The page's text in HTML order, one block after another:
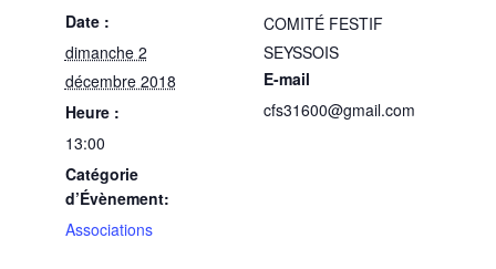
Date :
dimanche 2
décembre 2018
Heure :
13:00
Catégorie
d’Évènement:
Associations
COMITÉ FESTIF
SEYSSOIS
E-mail
cfs31600@gmail.com